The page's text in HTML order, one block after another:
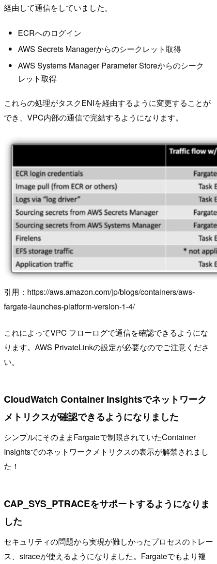
経由して通信をしていました。
ECRへのログイン
AWS Secrets Managerからのシークレット取得
AWS Systems Manager Parameter Storeからのシーク
レット取得
これらの処理がタスクENIを経由するように変更することが
でき、VPC内部の通信で完結するようになります。
引用：https://aws.amazon.com/jp/blogs/containers/aws-
fargate-launches-platform-version-1-4/
これによってVPC フローログで通信を確認できるようにな
ります。AWS PrivateLinkの設定が必要なのでご注意くださ
い。
CloudWatch Container Insightsでネットワーク
メトリクスが確認できるようになりました
シンプルにそのままFargateで制限されていたContainer
Insightsでのネットワークメトリクスの表示が解禁されまし
た！
CAP_SYS_PTRACEをサポートするようになりま
した
セキュリティの問題から実現が難しかったプロセスのトレー
ス、straceが使えるようになりました。Fargateでもより複